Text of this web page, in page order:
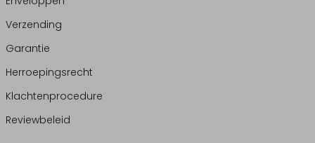
Verzending
Garantie
Herroepingsrecht
Klachtenprocedure
Reviewbeleid